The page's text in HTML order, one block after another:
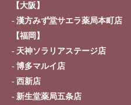
【大阪】
漢方みず堂サエラ薬局本町店
【福岡】
天神ソラリアステージ店
博多マルイ店
西新店
新生堂薬局五条店